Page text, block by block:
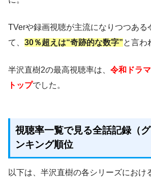
TVerや録画視聴が主流になりつつある
て、 30％超えは“奇跡的な数字”と言わ
半沢直樹2の最高視聴率は、 令和ドラ
トップでした。
視聴率一覧で見る全話記録（
ンキング順位
以下は、半沢直樹の各シリーズにおけ